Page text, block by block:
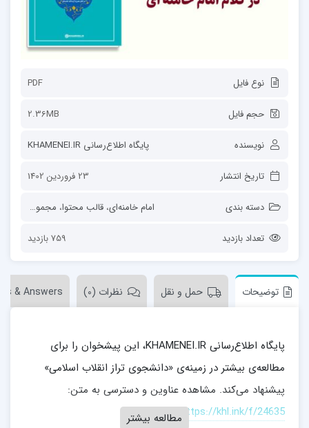
نوع فایل PDF
حجم فایل 2.36MB
نویسنده پايگاه اطلاع‌رسانی KHAMENEI.IR
تاریخ انتشار 23 فروردین 1402
دسته بندی امام خامنه‌ای، قالب محتوا، مجموعه‌ها
تعداد بازدید 759 بازدید
توضیحات حمل و نقل نظرات (0) & Answers
پایگاه اطلاع‌رسانی KHAMENEI.IR، این پیشخوان را برای
مطالعه‌ی بیشتر در زمینه‌ی «دانشجوی تراز انقلاب اسلامی»
پیشنهاد می‌کند. مشاهده عناوین و دسترسی به متن:
https://khl.ink/f/24635 مطالعه بیشتر